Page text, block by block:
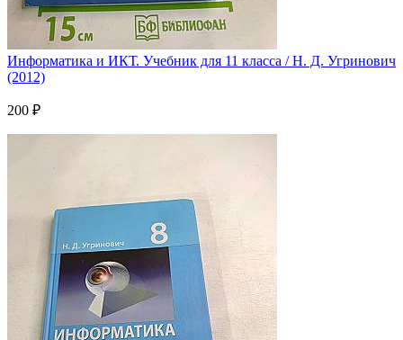
Информатика и ИКТ. Учебник для 11 класса / Н. Д. Угринович
(2012)
200 ₽